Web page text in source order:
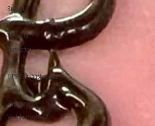
Strudel
Sponsoring
Tansania
Tartelettes
Tarte
TIPS Zeitungsberichte
Torten
Vegetarisch
Verführerisch süß